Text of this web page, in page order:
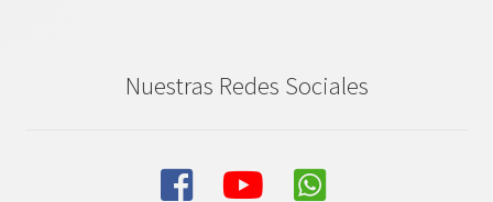
Nuestras Redes Sociales